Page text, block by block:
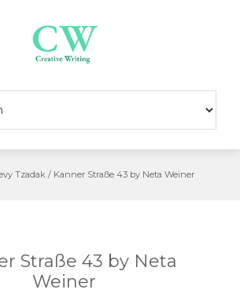
Tzadak/ Kanner Straße 43 by Neta Weiner
Straße 43 by Neta
Weiner